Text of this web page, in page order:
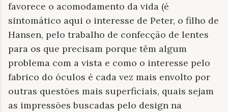
favorece o acomodamento da vida (é
sintomático aqui o interesse de Peter, o filho de
Hansen, pelo trabalho de confecção de lentes
para os que precisam porque têm algum
problema com a vista e como o interesse pelo
fabrico do óculos é cada vez mais envolto por
outras questões mais superficiais, quais sejam
as impressões buscadas pelo design na